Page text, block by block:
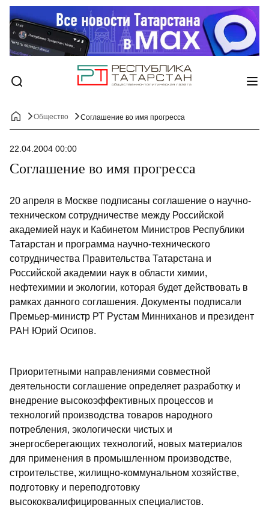
Общество Соглашение во имя прогресса
22.04.2004 00:00
Соглашение во имя прогресса
20 апреля в Москве подписаны соглашение о научно-
техническом сотрудничестве между Российской
академией наук и Кабинетом Министров Республики
Татарстан и программа научно-технического
сотрудничества Правительства Татарстана и
Российской академии наук в области химии,
нефтехимии и экологии, которая будет действовать в
рамках данного соглашения. Документы подписали
Премьер-министр РТ Рустам Минниханов и президент
РАН Юрий Осипов.
Приоритетными направлениями совместной
деятельности соглашение определяет разработку и
внедрение высокоэффективных процессов и
технологий производства товаров народного
потребления, экологически чистых и
энергосберегающих технологий, новых материалов
для применения в промышленном производстве,
строительстве, жилищно-коммунальном хозяйстве,
подготовку и переподготовку
высококвалифицированных специалистов.